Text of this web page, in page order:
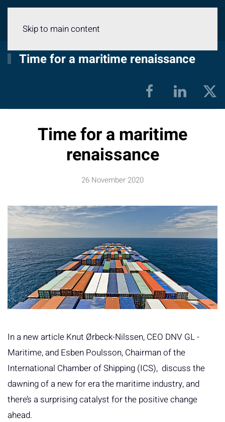
Skip to main content
Time for a maritime renaissance
Time for a maritime
renaissance
26 November 2020
In a new article Knut Ørbeck-Nilssen, CEO DNV GL -
Maritime, and Esben Poulsson, Chairman of the
International Chamber of Shipping (ICS), discuss the
dawning of a new for era the maritime industry, and
there’s a surprising catalyst for the positive change
ahead.